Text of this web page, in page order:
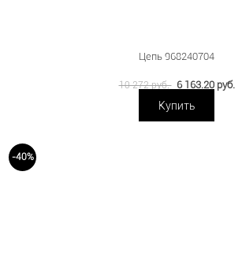
Цепь 968240704
10 272 руб. 6 163.20 руб.
Купить
-40%